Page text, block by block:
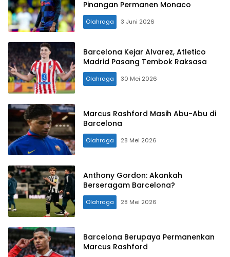
Pinangan Permanen Monaco
Olahraga 3 Juni 2026
Barcelona Kejar Alvarez, Atletico
Madrid Pasang Tembok Raksasa
Olahraga 30 Mei 2026
Marcus Rashford Masih Abu-Abu di
Barcelona
Olahraga 28 Mei 2026
Anthony Gordon: Akankah
Berseragam Barcelona?
Olahraga 28 Mei 2026
Barcelona Berupaya Permanenkan
Marcus Rashford